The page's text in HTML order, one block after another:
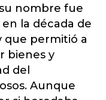
nombre fue
la década de
que permitió a
bienes y
del
Aunque